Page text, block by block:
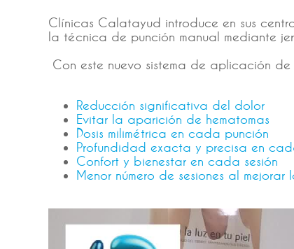
Clínicas Calatayud introduce en sus
la técnica de punción manual mediante
Con este nuevo sistema de aplicación de
Reducción significativa del dolor
Evitar la aparición de hematomas
Dosis milimétrica en cada punción
Profundidad exacta y precisa en
Confort y bienestar en cada sesión
Menor número de sesiones al mejorar